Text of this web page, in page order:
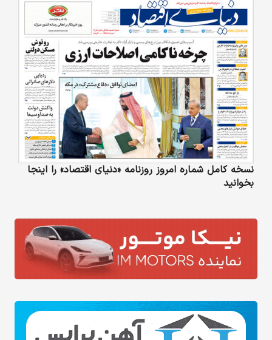
نسخه کامل شماره امروز روزنامه «دنیای‌ اقتصاد» را اینجا
بخوانید